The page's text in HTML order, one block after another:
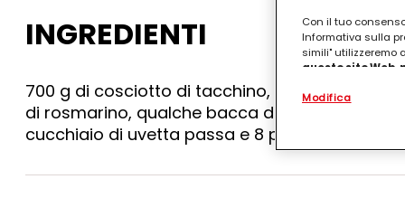
INGREDIENTI
700 g di cosciotto di tacchino, 1 bicchiere di
di rosmarino, qualche bacca di ginepro, 1
cucchiaio di uvetta passa e 8 pinoli
Con il tuo
Informativa sulla
simili" utilizzeremo
questo sito
.
(rispettivamente
terzi, conservare
misurare e
Modifica